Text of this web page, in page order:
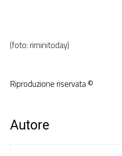
(foto: riminitoday)
Riproduzione riservata ©
Autore